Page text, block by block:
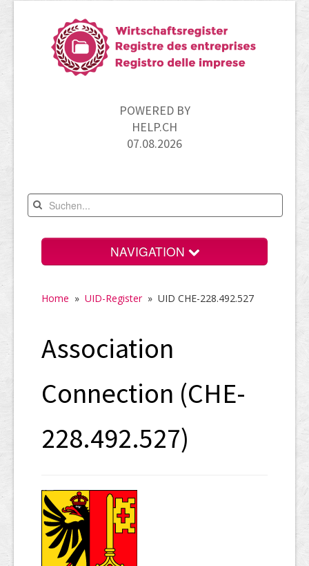
POWERED BY
HELP.CH
07.08.2026
NAVIGATION
Neugründungen
UID-Register
Marken-Register
Home » UID-Register» UID CHE-228.492.527
Association
Connection (CHE-
228.492.527)